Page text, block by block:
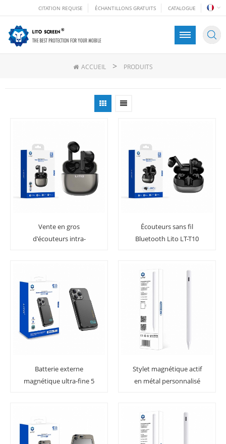
CITATION REQUISE ÉCHANTILLONS GRATUITS CATALOGUE
ACCUEIL > PRODUITS
Vente en gros
d'écouteurs intra-
Écouteurs sans fil
Bluetooth Lito LT-T10
Batterie externe
magnétique ultra-fine 5
Stylet magnétique actif
en métal personnalisé
portabilité